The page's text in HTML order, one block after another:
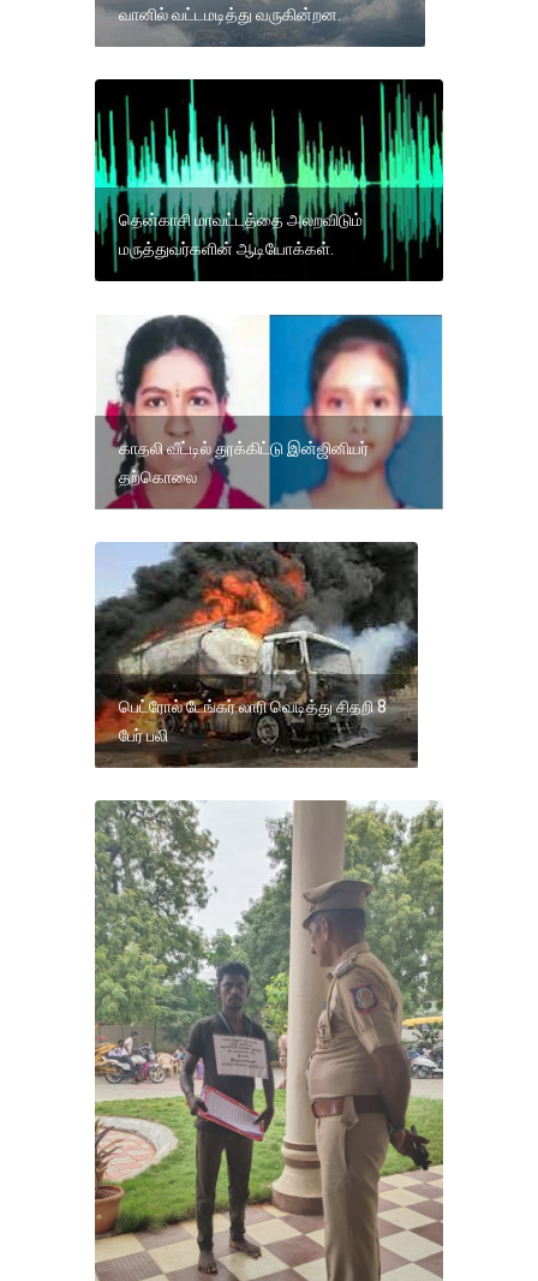
வானில் வட்டமடித்து வருகின்றன.
தென்காசி மாவட்டத்தை அலறவிடும்
மருத்துவர்களின் ஆடியோக்கள்.
காதலி வீட்டில் தூக்கிட்டு இன்ஜினியர்
தற்கொலை
பெட்ரோல் டேங்கர் லாரி வெடித்து சிதறி 8
பேர் பலி